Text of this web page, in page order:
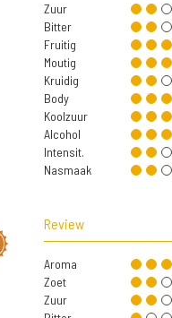
Zuur
Bitter
Fruitig
Moutig
Kruidig
Body
Koolzuur
Alcohol
Intensit.
Nasmaak
Review
Aroma
Zoet
Zuur